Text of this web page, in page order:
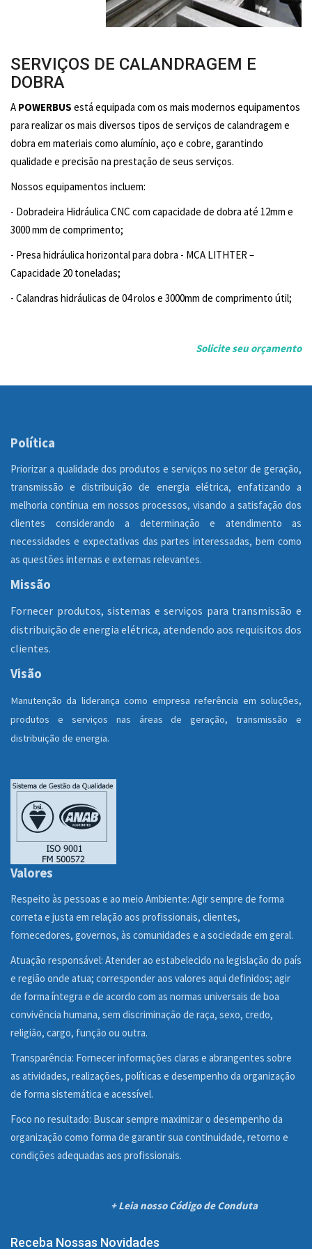
SERVIÇOS DE CALANDRAGEM E
DOBRA
A POWERBUS está equipada com os mais modernos equipamentos
para realizar os mais diversos tipos de serviços de calandragem e
dobra em materiais como alumínio, aço e cobre, garantindo
qualidade e precisão na prestação de seus serviços.
Nossos equipamentos incluem:
- Dobradeira Hidráulica CNC com capacidade de dobra até 12mm e
3000 mm de comprimento;
- Presa hidráulica horizontal para dobra - MCA LITHTER –
Capacidade 20 toneladas;
- Calandras hidráulicas de 04 rolos e 3000mm de comprimento útil;
Solicite seu orçamento
Política
Priorizar a qualidade dos produtos e serviços no setor de geração,
transmissão e distribuição de energia elétrica, enfatizando a
melhoria contínua em nossos processos, visando a satisfação dos
clientes considerando a determinação e atendimento as
necessidades e expectativas das partes interessadas, bem como
as questões internas e externas relevantes.
Missão
Fornecer produtos, sistemas e serviços para transmissão e
distribuição de energia elétrica, atendendo aos requisitos dos
clientes.
Visão
Manutenção da liderança como empresa referência em soluções,
produtos e serviços nas áreas de geração, transmissão e
distribuição de energia.
Valores
Respeito às pessoas e ao meio Ambiente: Agir sempre de forma
correta e justa em relação aos profissionais, clientes,
fornecedores, governos, às comunidades e a sociedade em geral.
Atuação responsável: Atender ao estabelecido na legislação do país
e região onde atua; corresponder aos valores aqui definidos; agir
de forma íntegra e de acordo com as normas universais de boa
convivência humana, sem discriminação de raça, sexo, credo,
religião, cargo, função ou outra.
Transparência: Fornecer informações claras e abrangentes sobre
as atividades, realizações, políticas e desempenho da organização
de forma sistemática e acessível.
Foco no resultado: Buscar sempre maximizar o desempenho da
organização como forma de garantir sua continuidade, retorno e
condições adequadas aos profissionais.
+ Leia nosso Código de Conduta
Receba Nossas Novidades